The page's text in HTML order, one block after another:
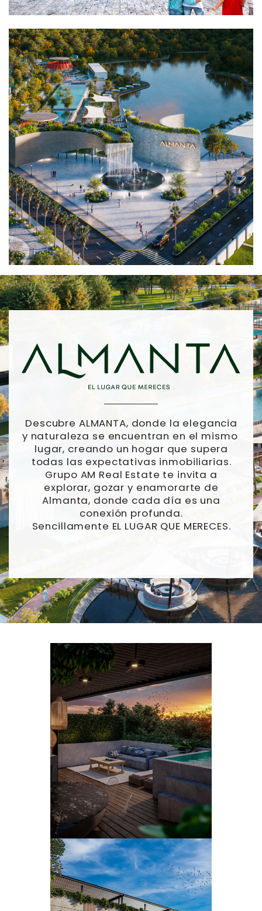
Descubre ALMANTA, donde la elegancia
y ​naturaleza se encuentran en el mismo ​
lugar, creando un hogar que supera
todas ​las expectativas inmobiliarias.
Grupo AM ​Real Estate te invita a
explorar, gozar y ​enamorarte de
Almanta, donde cada día ​es una
conexión profunda.
Sencillamente EL LUGAR QUE MERECES.